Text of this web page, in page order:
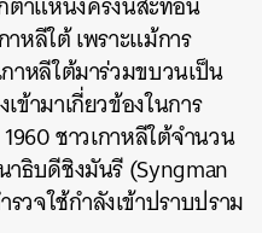
หลีใต้ เพราะแม้การ
าหลีใต้มาร่วมขบวนเป็น
ามาเกี่ยวข้องในการ
ชาวเกาหลีใต้จำนวน
ธิบดีชิงมันรี (Syngman
วจใช้กำลังเข้าปราบปราม